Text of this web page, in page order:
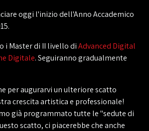
oggi l'inizio dell'Anno Accademico
i Master di II livello diAdvanced Digital
Digitale. Seguiranno gradualmente
per augurarvi un ulteriore scatto
crescita artistica e professionale!
già programmato tutte le "sedute di
scatto, ci piacerebbe che anche